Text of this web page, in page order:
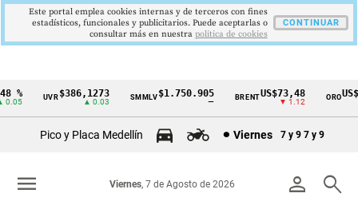
Cintillo
Colombia
% UVR$386,1273
▲ 0.03
SMMLV $1.750.905 BRENTUS$73,48
▼ 1.12
ORO
Pico y Placa Medellín Viernes 7 y 9 7 y 9
person search
Viernes, 7 de Agosto de 2026
menu
Este portal emplea cookies internas y de terceros con fines
estadísticos, funcionales y publicitarios. Puede aceptarlas o
consultar más en nuestra politica de cookies
CONTINUAR